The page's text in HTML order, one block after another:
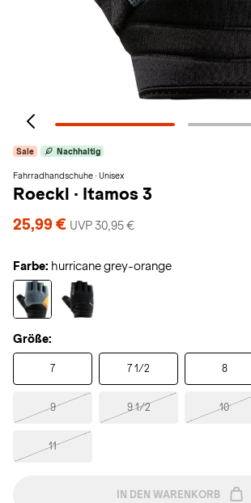
Sale Nachhaltig
Fahrradhandschuhe · Unisex
Roeckl · Itamos 3
25,99 € UVP 30,95 €
Farbe: hurricane grey-orange
Größe:
7 7 1/2 8
9 9 1/2 10
11
IN DEN WARENKORB